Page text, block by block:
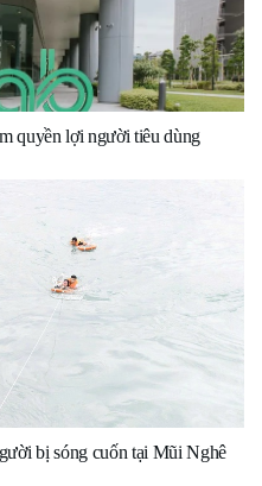
quyền lợi người tiêu dùng
bị sóng cuốn tại Mũi Nghê